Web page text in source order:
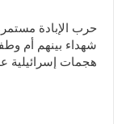
شهداء بينهم أم
هجمات إسرائيلية